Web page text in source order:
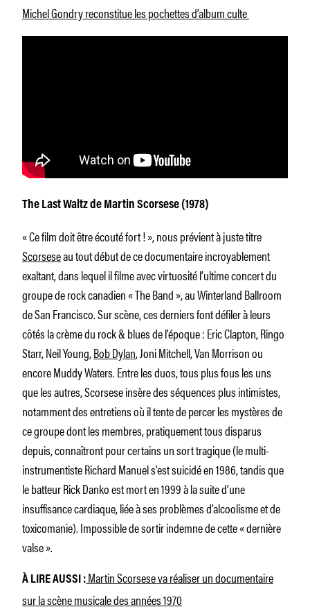
Michel Gondry reconstitue les pochettes d’album culte
The Last Waltzde Martin Scorsese (1978)
«Ce film doit être écouté fort !», nous prévient à juste titre
Scorseseau tout début de ce documentaire incroyablement
exaltant, dans lequel il filme avec virtuosité l’ultime concert du
groupe de rock canadien « The Band », au Winterland Ballroom
de San Francisco. Sur scène, ces derniers font défiler à leurs
côtés la crème du rock & blues de l’époque : Eric Clapton, Ringo
Starr, Neil Young,Bob Dylan, Joni Mitchell, Van Morrison ou
encore Muddy Waters. Entre les duos, tous plus fous les uns
que les autres, Scorsese insère des séquences plus intimistes,
notamment des entretiens où il tente de percer les mystères de
ce groupe dont les membres, pratiquement tous disparus
depuis, connaîtront pour certains un sort tragique (le multi-
instrumentiste Richard Manuel s’est suicidé en 1986, tandis que
le batteur Rick Danko est mort en 1999 à la suite d’une
insuffisance cardiaque, liée à ses problèmes d’alcoolisme et de
toxicomanie). Impossible de sortir indemne de cette «dernière
valse».
À LIRE AUSSI : Martin Scorsese va réaliser un documentaire
sur la scène musicale des années 1970